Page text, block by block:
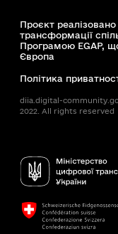
Проєкт
трансформації
Програмою EGAP,
Європа
Політика
diia.digital-
2022. All rights reserved